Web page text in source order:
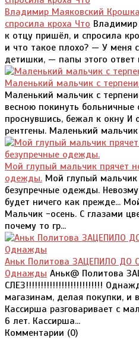
Владимир Маяковский
спросила кроха Что
к отцу пришёл, и спросила
и что такое плохо? — У меня
детишки, — папы этого
Маленький мальчик с
Маленький мальчик с
весною покинуть
проснувшись, бежал к окну И
рентгены. Маленький
Мой глупый мальчик прячет
одежды. Мой глупый
безупречные одежды.
будет ничего как прежде...
Мальчик -осень. С глазами
почему то гр...
Аньк Политова ЗАЦЕПИЛО
Однажды Аньк@ Политова
СЛЕЗ!!!!!!!!!!!!!!!!!!!!!!!!!!
магазинам, делая покупки, и
Кассирша разговаривает с
6 лет. Кассирша...
Комментарии (0)